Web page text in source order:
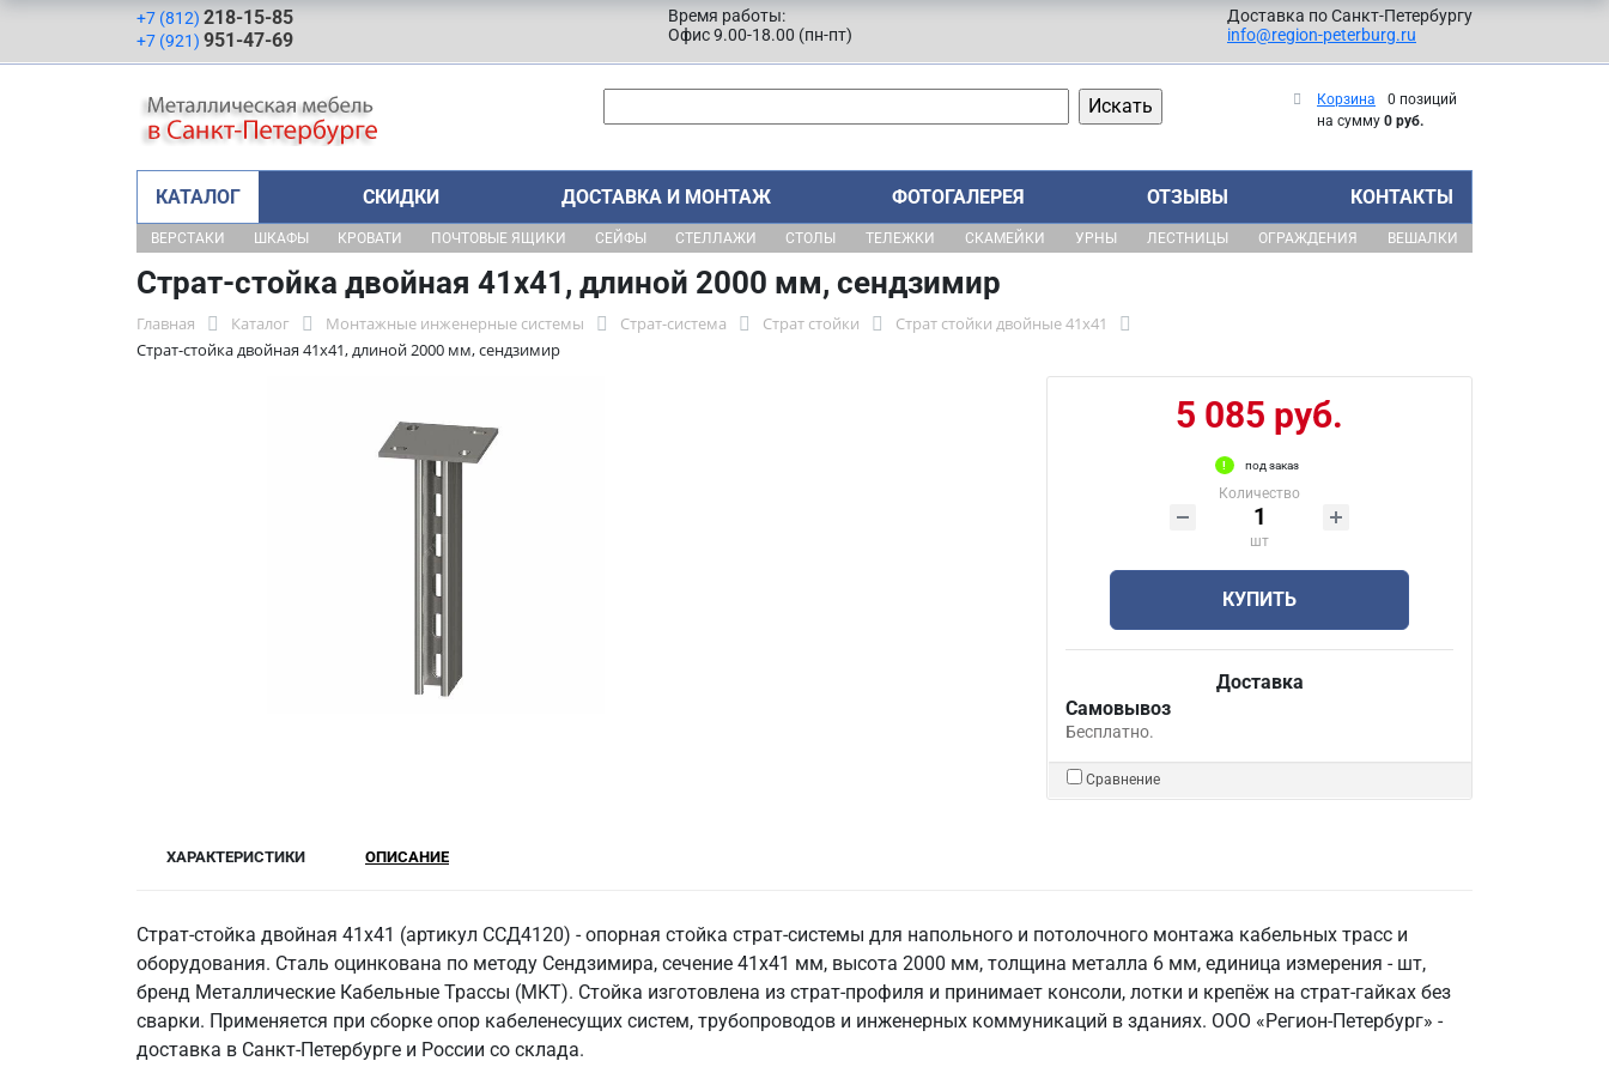
+7 (812) 218-15-85
+7 (921) 951-47-69
Время работы:
Офис 9.00-18.00 (пн-пт)
Доставка по Санкт-Петербургу
info@region-peterburg.ru
Корзина
0 позиций
на сумму 0 руб.
КАТАЛОГ СКИДКИ ДОСТАВКА И МОНТАЖ ФОТОГАЛЕРЕЯ ОТЗЫВЫ КОНТАКТЫ
ВЕРСТАКИ ШКАФЫ КРОВАТИ ПОЧТОВЫЕ ЯЩИКИ СЕЙФЫ СТЕЛЛАЖИ СТОЛЫ ТЕЛЕЖКИ СКАМЕЙКИ УРНЫ ЛЕСТНИЦЫ ОГРАЖДЕНИЯ ВЕШАЛКИ
Страт-стойка двойная 41х41, длиной 2000 мм, сендзимир
Главная Каталог Монтажные инженерные системы Страт-система Страт стойки
Страт стойки двойные 41x41
Страт-стойка двойная 41х41, длиной 2000 мм, сендзимир
5 085 руб.
под заказ
Количество
шт
КУПИТЬ
Доставка
Самовывоз
Бесплатно.
Сравнение
ХАРАКТЕРИСТИКИ ОПИСАНИЕ
Страт-стойка двойная 41x41 (артикул ССД4120) - опорная стойка страт-системы для напольного и потолочного монтажа кабельных трасс и
оборудования. Сталь оцинкована по методу Сендзимира, сечение 41x41 мм, высота 2000 мм, толщина металла 6 мм, единица измерения - шт,
бренд Металлические Кабельные Трассы (МКТ). Стойка изготовлена из страт-профиля и принимает консоли, лотки и крепёж на страт-гайках без
сварки. Применяется при сборке опор кабеленесущих систем, трубопроводов и инженерных коммуникаций в зданиях. ООО «Регион-Петербург» -
доставка в Санкт-Петербурге и России со склада.